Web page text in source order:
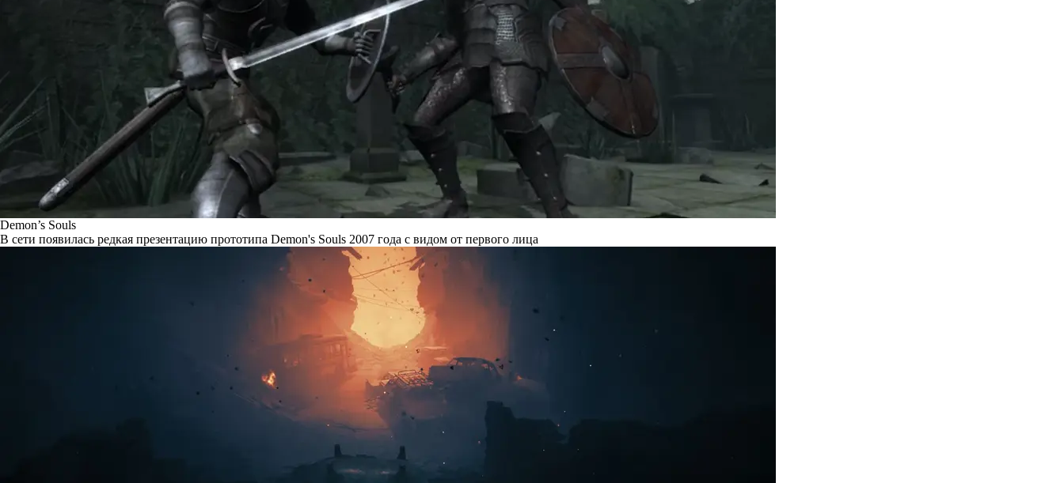
Demon’s Souls
В сети появилась редкая презентацию прототипа Demon's Souls 2007 года с видом от первого лица